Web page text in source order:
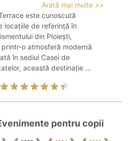
Arată mai multe >>
este cunoscută
locațiile de referință în
din Ploiești,
o atmosferă modernă
în sediul Casei de
această destinație ...
pentru copii